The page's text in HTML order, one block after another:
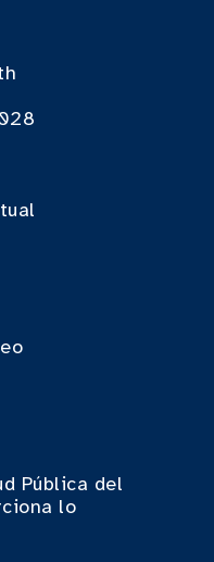
Pública del
lo